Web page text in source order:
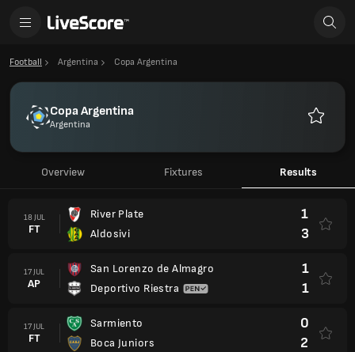
Football Argentina Copa Argentina
Copa Argentina
Argentina
Overview Fixtures Results
18 JUL
FT
River Plate
Aldosivi
1
3
17 JUL
AP
San Lorenzo de Almagro
Deportivo Riestra
1
1
17 JUL
FT
Sarmiento
Boca Juniors
0
2